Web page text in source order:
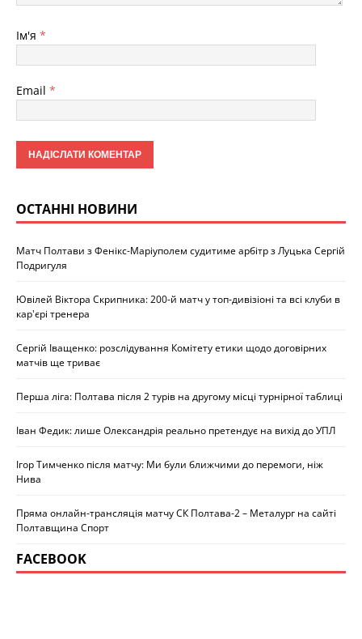
Ім'я *
Email *
ОСТАННІ НОВИНИ
Матч Полтави з Фенікс-Маріуполем судитиме арбітр з Луцька Сергій
Подригуля
Ювілей Віктора Скрипника: 200-й матч у топ-дивізіоні та всі клуби в
кар'єрі тренера
Сергій Іващенко: розслідування Комітету етики щодо договірних
матчів ще триває
Перша ліга: Полтава після 2 турів на другому місці турнірної таблиці
Іван Федик: лише Олександрія реально претендує на вихід до УПЛ
Ігор Тимченко після матчу: Ми були ближчими до перемоги, ніж
Нива
Пряма онлайн-трансляція матчу СК Полтава-2 – Металург на сайті
Полтавщина Спорт
FACEBOOK